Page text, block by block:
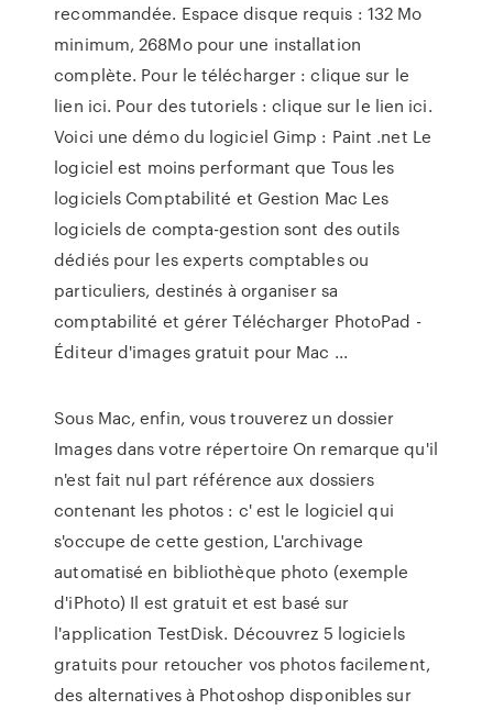
recommandée. Espace disque requis : 132 Mo
minimum, 268Mo pour une installation
complète. Pour le télécharger : clique sur le
lien ici. Pour des tutoriels : clique sur le lien ici.
Voici une démo du logiciel Gimp : Paint .net Le
logiciel est moins performant que Tous les
logiciels Comptabilité et Gestion Mac Les
logiciels de compta-gestion sont des outils
dédiés pour les experts comptables ou
particuliers, destinés à organiser sa
comptabilité et gérer Télécharger PhotoPad -
Éditeur d'images gratuit pour Mac ...
Sous Mac, enfin, vous trouverez un dossier
Images dans votre répertoire On remarque qu'il
n'est fait nul part référence aux dossiers
contenant les photos : c' est le logiciel qui
s'occupe de cette gestion, L'archivage
automatisé en bibliothèque photo (exemple
d'iPhoto) Il est gratuit et est basé sur
l'application TestDisk. Découvrez 5 logiciels
gratuits pour retoucher vos photos facilement,
des alternatives à Photoshop disponibles sur